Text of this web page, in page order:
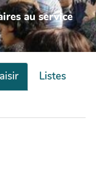
au service
Listes